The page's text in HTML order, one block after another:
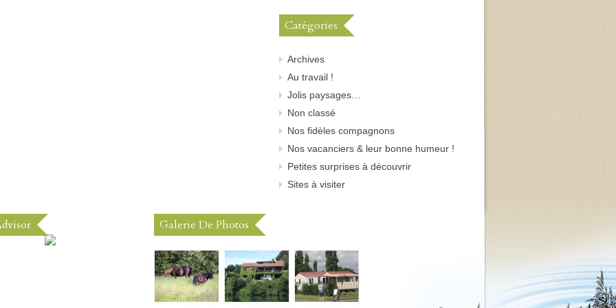
Catégories
Archives
Au travail !
Jolis paysages…
Non classé
Nos fidèles compagnons
Nos vacanciers & leur bonne humeur !
Petites surprises à découvrir
Sites à visiter
Galerie De Photos